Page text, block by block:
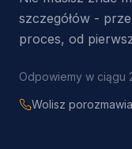
szczegółów -
proces, od
Odpowiemy w ciągu
Wolisz